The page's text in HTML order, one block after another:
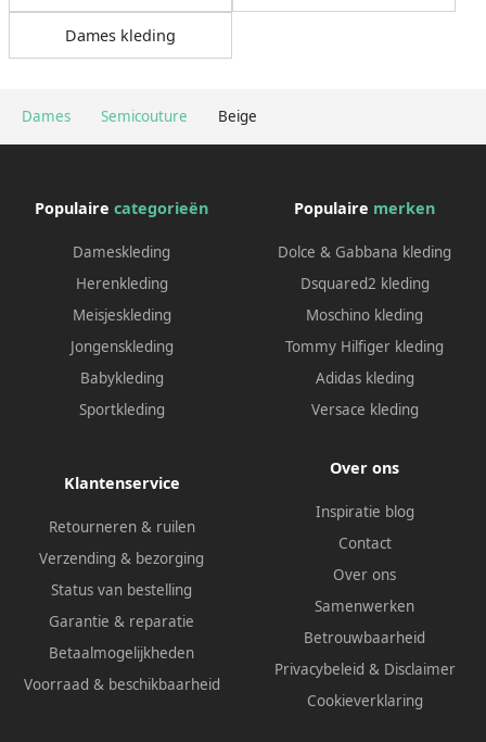
Dames Semicouture Beige
Dames kleding
Populaire categorieën
Dameskleding
Herenkleding
Meisjeskleding
Jongenskleding
Babykleding
Sportkleding
Populaire merken
Dolce & Gabbana kleding
Dsquared2 kleding
Moschino kleding
Tommy Hilfiger kleding
Adidas kleding
Versace kleding
Klantenservice
Retourneren & ruilen
Verzending & bezorging
Status van bestelling
Garantie & reparatie
Betaalmogelijkheden
Voorraad & beschikbaarheid
Over ons
Inspiratie blog
Contact
Over ons
Samenwerken
Betrouwbaarheid
Privacybeleid & Disclaimer
Cookieverklaring